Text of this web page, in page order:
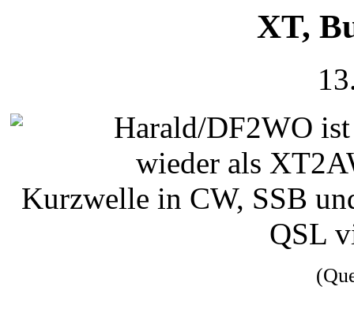
XT,
Harald/DF2WO
wieder als
Kurzwelle in CW, SSB
QSL